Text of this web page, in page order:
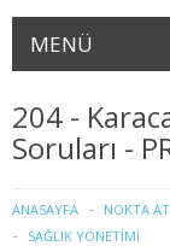
MENÜ
İŞLETME
1. SINIF 1.
204 -
Soruları -
ANASAYFA
NOKTA
SAĞLIK YÖNETİMİ